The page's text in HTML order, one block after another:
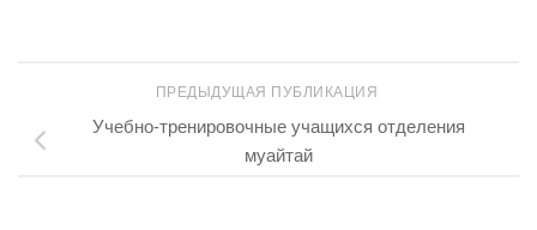
ПРЕДЫДУЩАЯ ПУБЛИКАЦИЯ
Учебно-тренировочные учащихся отделения
муайтай